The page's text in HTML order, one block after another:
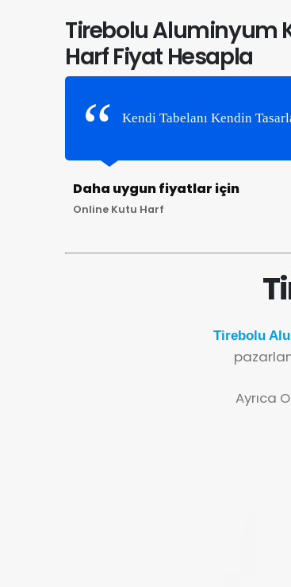
Tirebolu Aluminyum
Harf Fiyat Hesapla
Kendi Tabelanı Kendin
Daha uygun fiyatlar için
Online Kutu Harf
Tirebolu
Ayrıca